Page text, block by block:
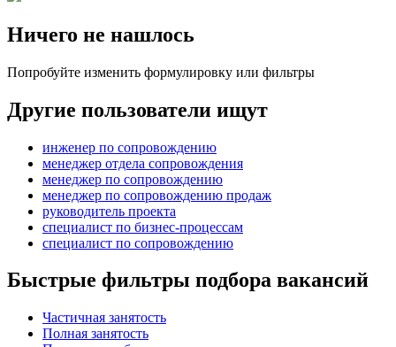
Ничего не нашлось
Попробуйте изменить формулировку или фильтры
Другие пользователи ищут
инженер по сопровождению
менеджер отдела сопровождения
менеджер по сопровождению
менеджер по сопровождению продаж
руководитель проекта
специалист по бизнес-процессам
специалист по сопровождению
Быстрые фильтры подбора вакансий
Частичная занятость
Полная занятость